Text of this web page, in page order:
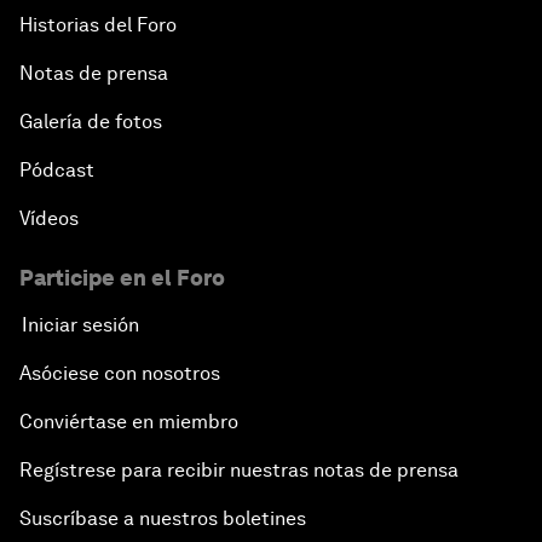
Historias del Foro
Notas de prensa
Galería de fotos
Pódcast
Vídeos
Participe en el Foro
Iniciar sesión
Asóciese con nosotros
Conviértase en miembro
Regístrese para recibir nuestras notas de prensa
Suscríbase a nuestros boletines